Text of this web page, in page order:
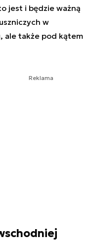
jest i będzie ważną
w
ale także pod kątem
Reklama